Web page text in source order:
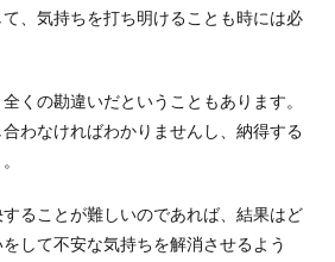
、気持ちを打ち明けることも時には必
くの勘違いだということもあります。
わなければわかりませんし、納得する
ることが難しいのであれば、結果はど
して不安な気持ちを解消させるよう